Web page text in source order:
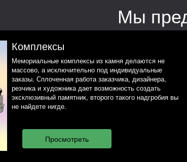
Мы
Комплексы
Мемориальные комплексы из камня делаются не
массово, а исключительно под индивидуальные
заказы. Сплоченная работа заказчика, дизайнера,
резчика и художника дает возможность создать
эксклюзивный памятник, второго такого надгробия вы
не найдете нигде.